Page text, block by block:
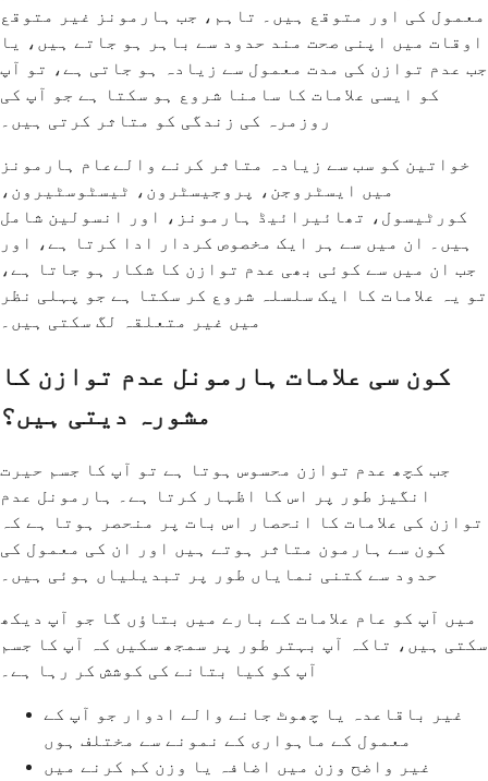
معمول کی اور متوقع ہیں۔ تاہم، جب ہارمونز غیر متوقع
اوقات میں اپنی صحت مند حدود سے باہر ہو جاتے ہیں، یا
جب عدم توازن کی مدت معمول سے زیادہ ہو جاتی ہے، تو آپ
کو ایسی علامات کا سامنا شروع ہو سکتا ہے جو آپ کی
روزمرہ کی زندگی کو متاثر کرتی ہیں۔
خواتین کو سب سے زیادہ متاثر کرنے والےعام ہارمونز
میں ایسٹروجن، پروجیسٹرون، ٹیسٹوسٹیرون،
کورٹیسول، تھائیرائیڈ ہارمونز، اور انسولین شامل
ہیں۔ ان میں سے ہر ایک مخصوص کردار ادا کرتا ہے، اور
جب ان میں سے کوئی بھی عدم توازن کا شکار ہو جاتا ہے،
تو یہ علامات کا ایک سلسلہ شروع کر سکتا ہے جو پہلی نظر
میں غیر متعلقہ لگ سکتی ہیں۔
کون سی علامات ہارمونل عدم توازن کا
مشورہ دیتی ہیں؟
جب کچھ عدم توازن محسوس ہوتا ہے تو آپ کا جسم حیرت
انگیز طور پر اس کا اظہار کرتا ہے۔ ہارمونل عدم
توازن کی علامات کا انحصار اس بات پر منحصر ہوتا ہے کہ
کون سے ہارمون متاثر ہوتے ہیں اور ان کی معمول کی
حدود سے کتنی نمایاں طور پر تبدیلیاں ہوئی ہیں۔
میں آپ کو عام علامات کے بارے میں بتاؤں گا جو آپ دیکھ
سکتی ہیں، تاکہ آپ بہتر طور پر سمجھ سکیں کہ آپ کا جسم
آپ کو کیا بتانے کی کوشش کر رہا ہے۔
غیر باقاعدہ یا چھوٹ جانے والے ادوار جو آپ کے
معمول کے ماہواری کے نمونے سے مختلف ہوں
غیر واضح وزن میں اضافہ یا وزن کم کرنے میں